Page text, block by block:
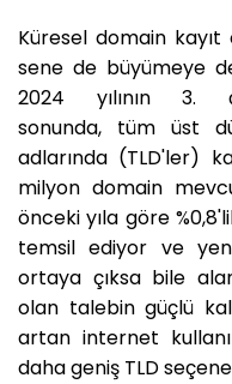
Küresel domain kayıt
sene de büyümeye
2024 yılının 3.
sonunda, tüm üst
adlarında (TLD'ler)
milyon domain
önceki yıla göre
temsil ediyor ve
ortaya çıksa bile
olan talebin güçlü
artan internet
daha geniş TLD